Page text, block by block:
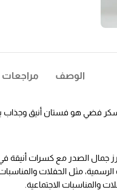
الوصف مراجعات
فضي هو فستان أنيق وجذاب
جمال الصدر مع كسرات
مثل الحفلات والمناسبات
والمناسبات الاجتماعية.